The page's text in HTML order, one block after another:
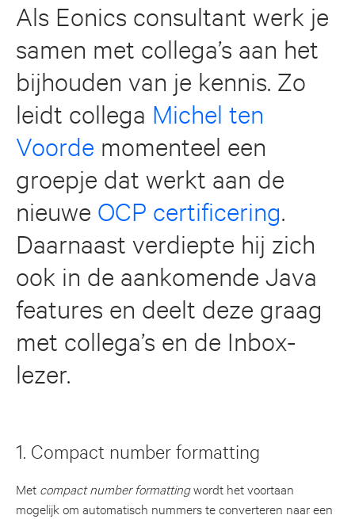
Als Eonics consultant werk je
samen met collega’s aan het
bijhouden van je kennis. Zo
leidt collega Michel ten
Voorde momenteel een
groepje dat werkt aan de
nieuwe OCP certificering.
Daarnaast verdiepte hij zich
ook in de aankomende Java
features en deelt deze graag
met collega’s en de Inbox-
lezer.
1. Compact number formatting
Met compact number formattingwordt het voortaan
mogelijk om automatisch nummers te converteren naar een